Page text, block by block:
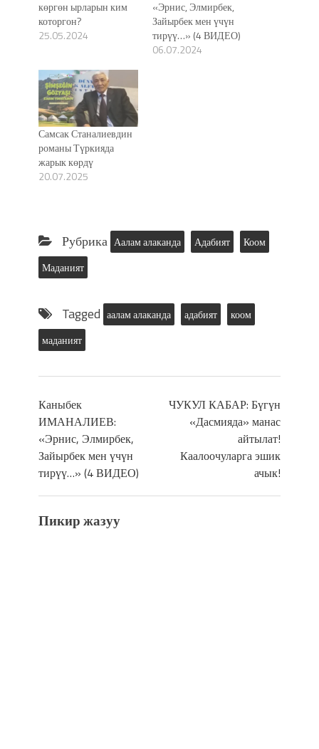
көргөн ырларын ким
которгон?
25.05.2024
«Эрнис, Элмирбек,
Зайырбек мен үчүн
тирүү…» (4 ВИДЕО)
06.07.2024
Самсак Станалиевдин
романы Түркияда
жарык көрдү
20.07.2025
Рубрика Аалам алаканда Адабият
Коом
Маданият
Tagged аалам алаканда адабият
коом
маданият
Каныбек
ИМАНАЛИЕВ:
«Эрнис, Элмирбек,
Зайырбек мен үчүн
тирүү…» (4 ВИДЕО)
ЧУКУЛ КАБАР: Бүгүн
«Дасмияда» манас
айтылат!
Каалоочуларга эшик
ачык!
Пикир жазуу